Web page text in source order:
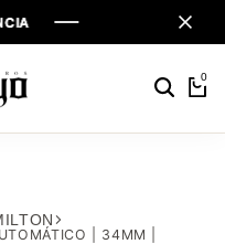
0
| 34MM |